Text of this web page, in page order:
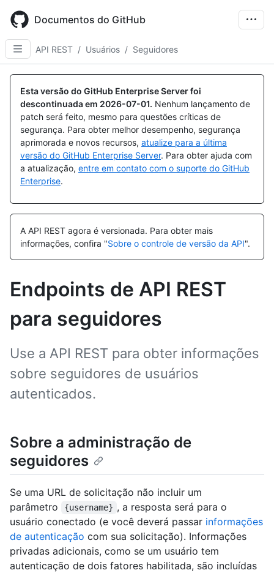
main
content
Documentos do GitHub
API REST / Usuários / Seguidores
Esta versão do GitHub Enterprise Server foi
descontinuada em 2026-07-01. Nenhum lançamento de
patch será feito, mesmo para questões críticas de
segurança. Para obter melhor desempenho, segurança
aprimorada e novos recursos, atualize para a última
versão do GitHub Enterprise Server. Para obter ajuda com
a atualização, entre em contato com o suporte do GitHub
Enterprise.
A API REST agora é versionada. Para obter mais
informações, confira "Sobre o controle de versão da API".
Endpoints de API REST
para seguidores
Use a API REST para obter informações
sobre seguidores de usuários
autenticados.
Sobre a administração de
seguidores
Se uma URL de solicitação não incluir um
parâmetro
{username} , a resposta será para o
usuário conectado (e você deverá passar informações
de autenticação com sua solicitação). Informações
privadas adicionais, como se um usuário tem
autenticação de dois fatores habilitada, são incluídas
Nome,
Tipo,
Descrição
Nome,
Tipo,
Descrição
Nome,
Tipo,
Descrição
Nome,
Tipo,
Descrição
Nome,
Tipo,
Descrição
Nome,
Tipo,
Descrição
Nome,
Tipo,
Descrição
Nome,
Tipo,
Descrição
Nome,
Tipo,
Descrição
Nome,
Tipo,
Descrição
Nome,
Tipo,
Descrição
Nome,
Tipo,
Descrição
Nome,
Tipo,
Descrição
Nome,
Tipo,
Descrição
Nome,
Tipo,
Descrição
Nome,
Tipo,
Descrição
Nome,
Tipo,
Descrição
Nome,
Tipo,
Descrição